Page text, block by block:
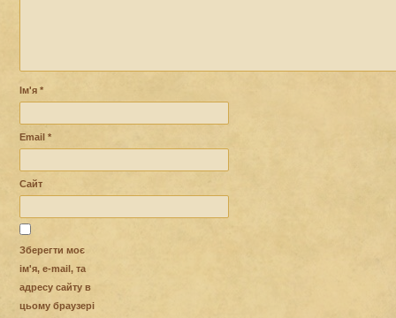
Ім'я *
Email *
Сайт
Зберегти моє
ім'я, e-mail, та
адресу сайту в
цьому браузері